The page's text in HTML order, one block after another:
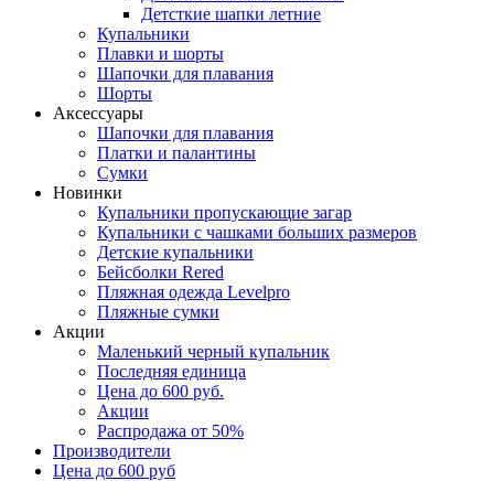
Детсткие шапки летние
Купальники
Плавки и шорты
Шапочки для плавания
Шорты
Аксессуары
Шапочки для плавания
Платки и палантины
Сумки
Новинки
Купальники пропускающие загар
Купальники с чашками больших размеров
Детские купальники
Бейсболки Rered
Пляжная одежда Levelpro
Пляжные сумки
Акции
Маленький черный купальник
Последняя единица
Цена до 600 руб.
Акции
Распродажа от 50%
Производители
Цена до 600 руб